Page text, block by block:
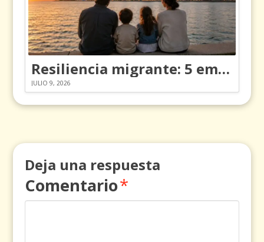
Resiliencia migrante: 5 emociones y cómo gestionarlas
JULIO 9, 2026
Deja una respuesta
Comentario*